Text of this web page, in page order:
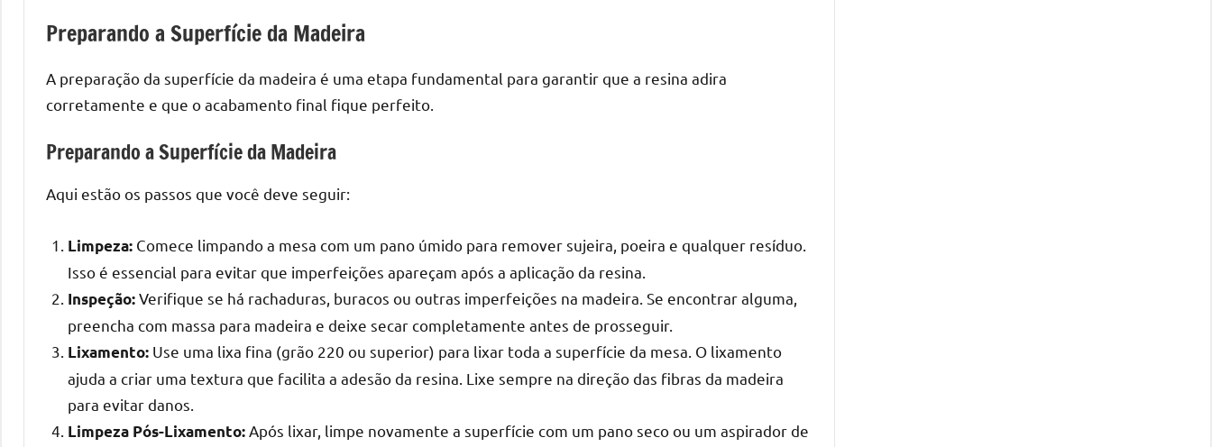
as
práticas
e
para
mesa
resinada
de
alta
qualidade,
populares
Tables
Preparando a Superfície da Madeira
A preparação da superfície da madeira é uma etapa fundamental para garantir que a resina adira
corretamente e que o acabamento final fique perfeito.
Preparando a Superfície da Madeira
Aqui estão os passos que você deve seguir:
Limpeza: Comece limpando a mesa com um pano úmido para remover sujeira, poeira e qualquer resíduo.
Isso é essencial para evitar que imperfeições apareçam após a aplicação da resina.
Inspeção:Verifique se há rachaduras, buracos ou outras imperfeições na madeira. Se encontrar alguma,
preencha com massa para madeira e deixe secar completamente antes de prosseguir.
Lixamento: Use uma lixa fina (grão 220 ou superior) para lixar toda a superfície da mesa. O lixamento
ajuda a criar uma textura que facilita a adesão da resina. Lixe sempre na direção das fibras da madeira
para evitar danos.
Limpeza Pós-Lixamento:Após lixar, limpe novamente a superfície com um pano seco ou um aspirador de